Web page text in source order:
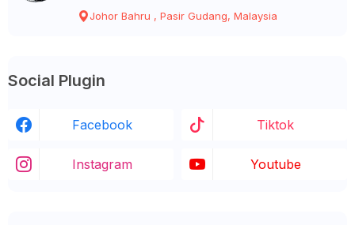
Johor Bahru , Pasir Gudang, Malaysia
Social Plugin
Facebook Tiktok
Instagram Youtube